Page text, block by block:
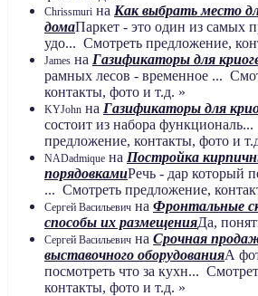
Chrissmuri на Как выбрать место
домаПаркет - это один из самых
удо... Смотреть предложение,
James на Газификаторы для
рамных лесов - временное ...
контакты, фото и т.д. »
KYJohn на Газификаторы для
состоит из набора
предложение, контакты, фото и
NADadmique на Постройка
порядовкамиРечь - дар который
... Смотреть предложение,
Сергей Васильевич на Фронтальные
способы их размещенияДа,
Сергей Васильевич на Срочная
выставочного оборудованияА
посмотреть что за кухн...
контакты, фото и т.д. »